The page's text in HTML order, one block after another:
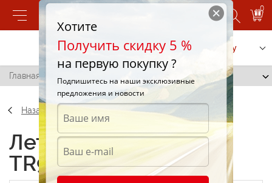
0
Позвонить Заказать услугу
Главная /
Назад
Летние шины Triangle
TR918 195/55 R15 85V
Хотите
Получить скидку 5 %
на первую покупку ?
Подпишитесь на наши эксклюзивные
предложения и новости